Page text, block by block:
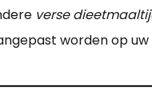
verse
worden op uw